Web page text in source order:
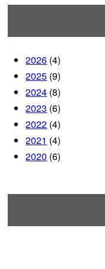
2026 (4)
2025 (9)
2024 (8)
2023 (6)
2022 (4)
2021 (4)
2020 (6)